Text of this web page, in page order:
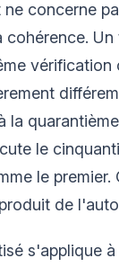
concerne
cohérence. Un
vérification
la
le
le premier.
de
s'applique